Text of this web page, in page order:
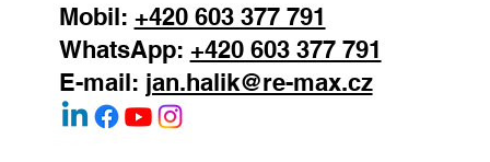
Mobil: +420 603 377 791
WhatsApp: +420 603 377 791
E-mail: jan.halik@re-max.cz